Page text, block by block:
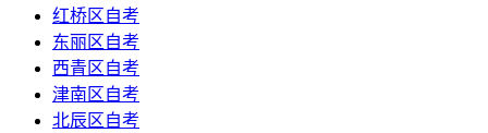
红桥区自考
东丽区自考
西青区自考
津南区自考
北辰区自考